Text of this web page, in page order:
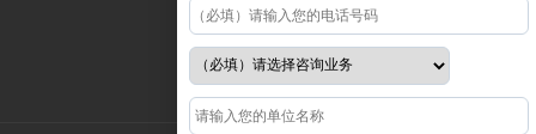
国子云
国子校园商城
服务电话